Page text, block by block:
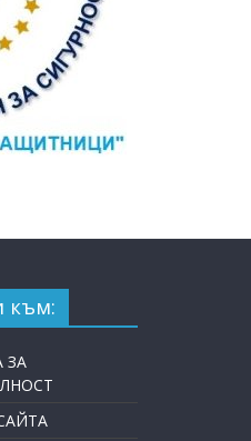
към:
ЗА